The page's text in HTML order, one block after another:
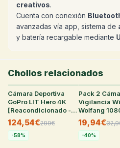
creativos.
Cuenta con conexión
avanzadas vía app, sistema de
y batería recargable mediante
Chollos relacionados
35
Cámara Deportiva
GoPro LIT Hero 4K
[Reacondicionado -
Como Nuevo]
124,54€299€
-58%
Pack 2
Vigilancia
Wolfang
Interior
19,94€
-40%